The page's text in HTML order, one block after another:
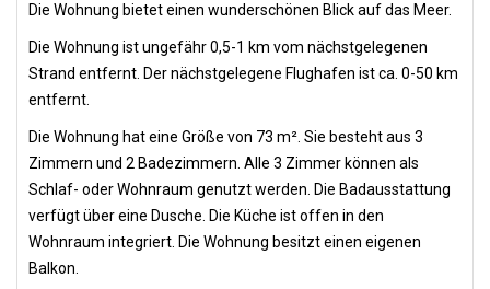
Die Wohnung bietet einen wunderschönen Blick auf das Meer.
Die Wohnung ist ungefähr 0,5-1 km vom nächstgelegenen
Strand entfernt. Der nächstgelegene Flughafen ist ca. 0-50 km
entfernt.
Die Wohnung hat eine Größe von 73 m². Sie besteht aus 3
Zimmern und 2 Badezimmern. Alle 3 Zimmer können als
Schlaf- oder Wohnraum genutzt werden. Die Badausstattung
verfügt über eine Dusche. Die Küche ist offen in den
Wohnraum integriert. Die Wohnung besitzt einen eigenen
Balkon.